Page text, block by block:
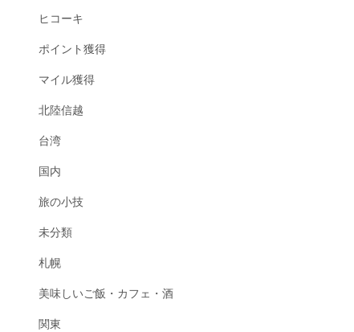
ヒコーキ
ポイント獲得
マイル獲得
北陸信越
台湾
国内
旅の小技
未分類
札幌
美味しいご飯・カフェ・酒
関東